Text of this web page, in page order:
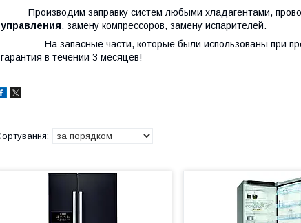
Производим заправку систем любыми хладагентами,
управления, замену компрессоров, замену испарителей.
На запасные части, которые были использованы при
гарантия в течении 3 месяцев!